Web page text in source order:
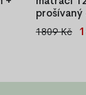
Prošívaný
1809 Kč